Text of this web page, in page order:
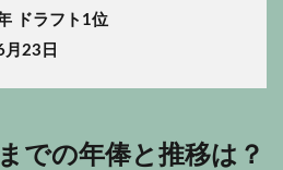
ドラフト1位
23日
での年俸と推移は？